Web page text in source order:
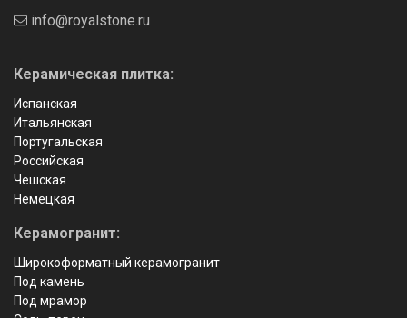
info@royalstone.ru
Керамическая плитка:
Испанская
Итальянская
Португальская
Российская
Чешская
Немецкая
Керамогранит:
Широкоформатный керамогранит
Под камень
Под мрамор